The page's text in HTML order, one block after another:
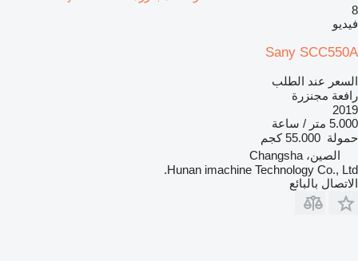
8
فيديو
Sany SCC550A
السعر عند الطلب
رافعة مجنزرة
2019
5.000 متر / ساعة
حمولة 55.000 كجم
الصين، Changsha
Hunan imachine Technology Co., Ltd.
الاتصال بالبائع